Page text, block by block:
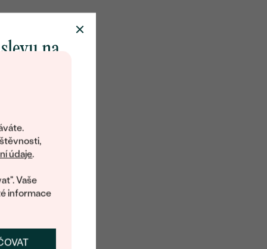
údaje.
Vaše
informace
na
Eppi.
obratem
váš první
SLEVU